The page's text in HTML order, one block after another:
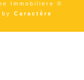
Immobiliere ©
by Caractère